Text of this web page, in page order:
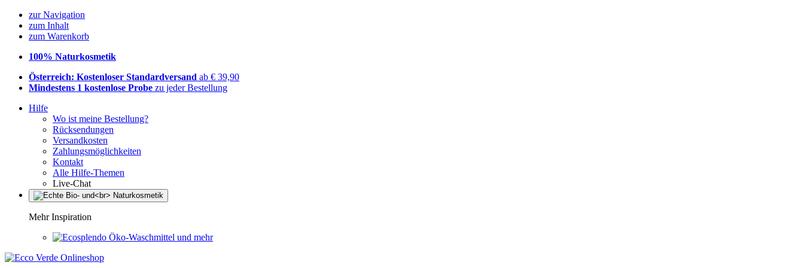
zur Navigation
zum Inhalt
zum Warenkorb
100% Naturkosmetik
Österreich: Kostenloser Standardversand ab € 39,90
Mindestens 1 kostenlose Probe zu jeder Bestellung
Hilfe
Wo ist meine Bestellung?
Rücksendungen
Versandkosten
Zahlungsmöglichkeiten
Kontakt
Alle Hilfe-Themen
Live-Chat
Mehr Inspiration
Öko-Waschmittel und mehr